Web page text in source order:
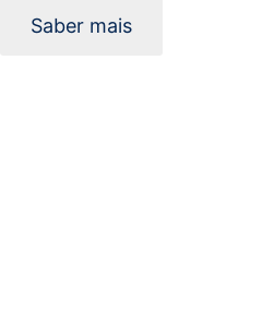
Saber mais